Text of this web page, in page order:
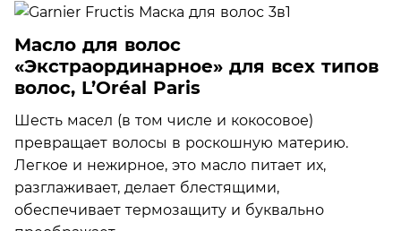
Масло для волос
«Экстраординарное» для всех типов
волос, L’Oréal Paris
Шесть масел (в том числе и кокосовое)
превращает волосы в роскошную материю.
Легкое и нежирное, это масло питает их,
разглаживает, делает блестящими,
обеспечивает термозащиту и буквально